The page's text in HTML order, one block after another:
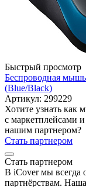
Быстрый просмотр
Беспроводная
(Blue/Black)
Артикул: 299229
Хотите узнать как
с маркетплейсами и
нашим партнером?
Стать партнером
Стать партнером
В iCover мы всегда
партнёрствам.